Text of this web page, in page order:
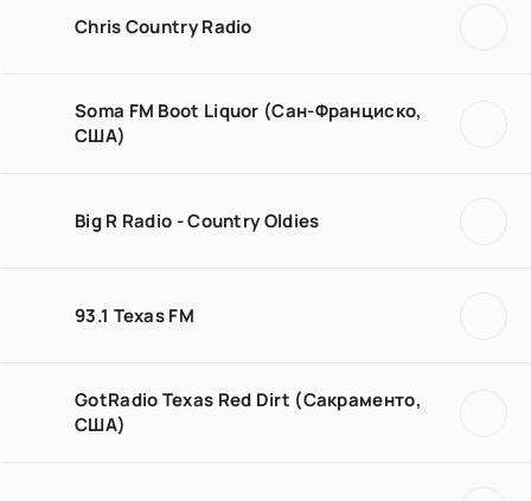
Chris Country Radio
Soma FM Boot Liquor (Сан-Франциско,
США)
Big R Radio - Country Oldies
93.1 Texas FM
GotRadio Texas Red Dirt (Сакраменто,
США)